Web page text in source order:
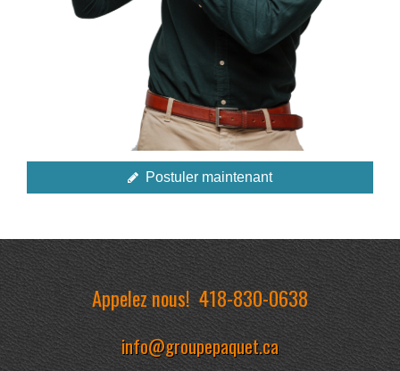
Postuler maintenant
Appelez nous!418-830-0638
info@groupepaquet.ca